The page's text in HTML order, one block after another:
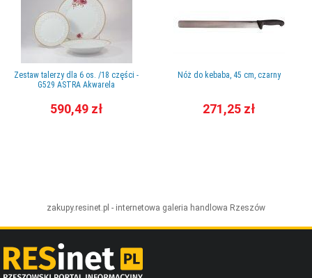
Zestaw talerzy dla 6 os. /18 części -
G529 ASTRA Akwarela
590,49 zł
Nóż do kebaba, 45 cm, czarny
271,25 zł
zakupy.resinet.pl - internetowa galeria handlowa Rzeszów